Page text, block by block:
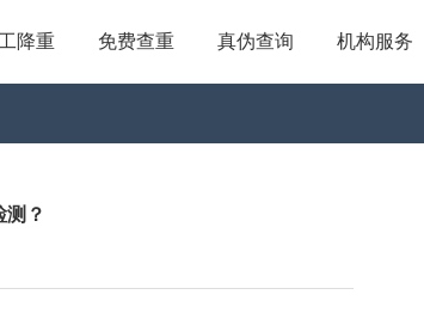
降重 免费查重 真伪查询 机构服务
测？